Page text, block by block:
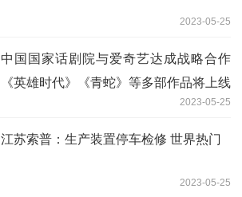
2023-05-25
中国国家话剧院与爱奇艺达成战略合作
《英雄时代》《青蛇》等多部作品将上线
2023-05-25
江苏索普：生产装置停车检修 世界热门
2023-05-25